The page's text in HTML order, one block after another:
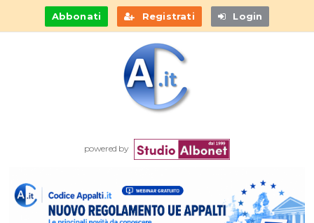
Abbonati Registrati Login
powered by